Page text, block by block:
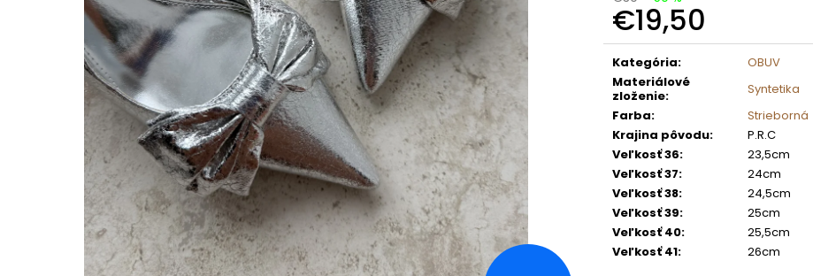
€19,50
Jednotková
cena:
Kategória:
OBUV
Materiálové
zloženie:
Syntetika
Farba:
Strieborná
Krajina pôvodu:
P.R.C
Veľkosť 36:
23,5cm
Veľkosť 37:
24cm
Veľkosť 38:
24,5cm
Veľkosť 39:
25cm
Veľkosť 40:
25,5cm
Veľkosť 41: 26cm